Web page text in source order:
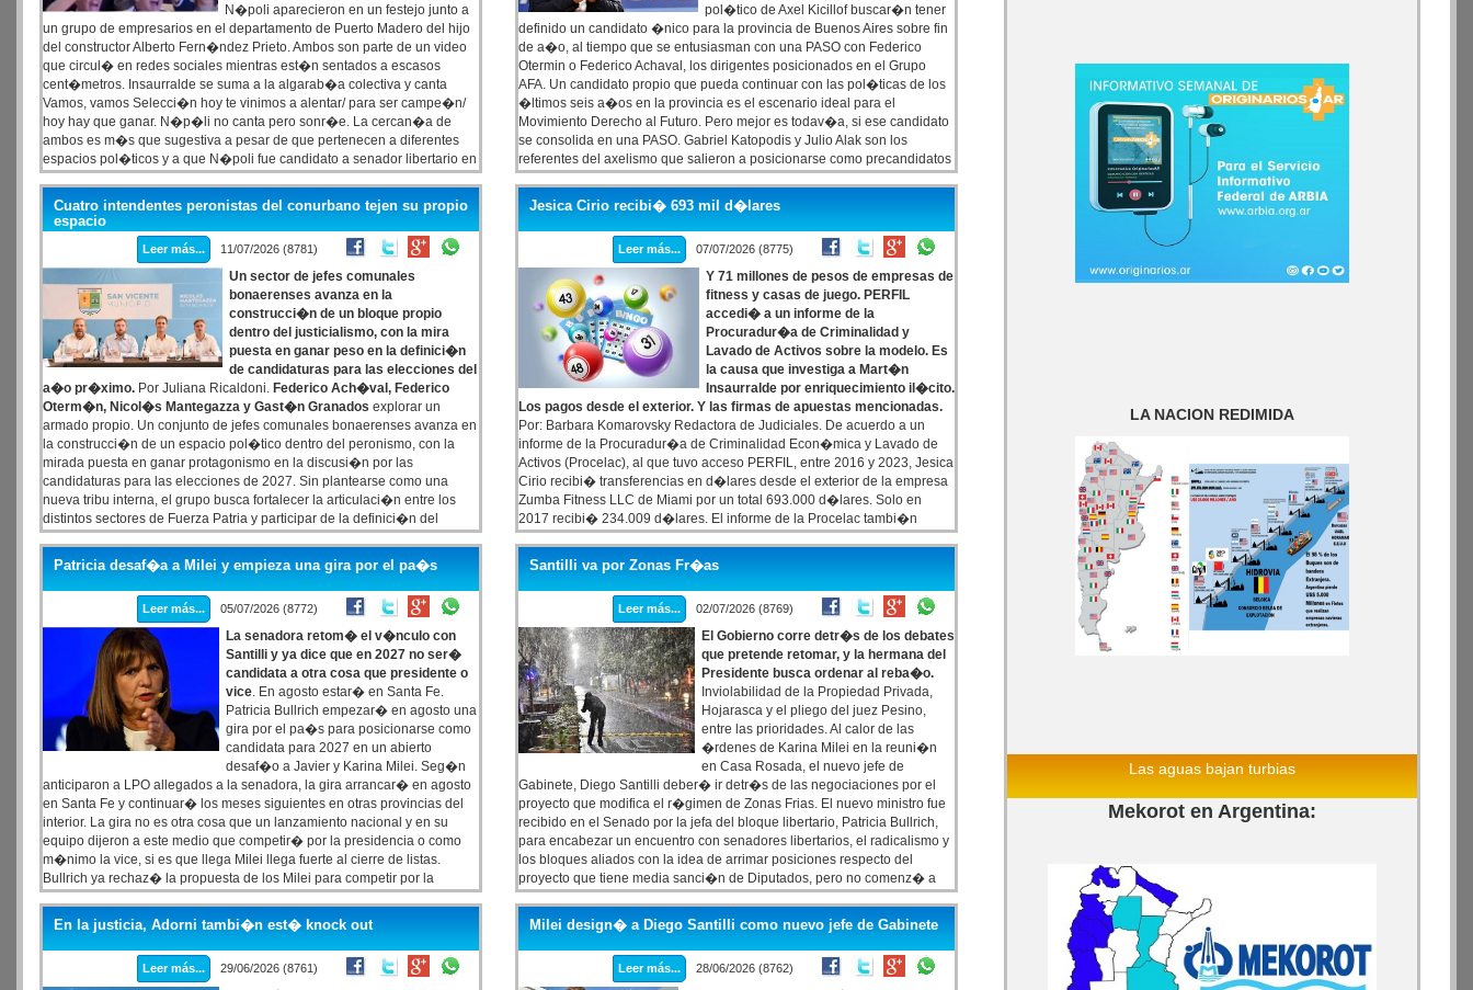
N�poli aparecieron en un festejo junto a
un grupo de empresarios en el departamento de Puerto Madero del hijo
del constructor Alberto Fern�ndez Prieto. Ambos son parte de un video
que circul� en redes sociales mientras est�n sentados a escasos
cent�metros. Insaurralde se suma a la algarab�a colectiva y canta
Vamos, vamos Selecci�n hoy te vinimos a alentar/ para ser campe�n/
hoy hay que ganar. N�p�li no canta pero sonr�e. La cercan�a de
ambos es m�s que sugestiva a pesar de que pertenecen a diferentes
espacios pol�ticos y a que N�poli fue candidato a senador libertario en
la Provincia. Mientras que Insaurralde est� imputado en una causa por
enriquecimiento il�cito, N�poli tambi�n tiene dificultades en
Tribunales.
pol�tico de Axel Kicillof buscar�n tener
definido un candidato �nico para la provincia de Buenos Aires sobre fin
de a�o, al tiempo que se entusiasman con una PASO con Federico
Otermin o Federico Achaval, los dirigentes posicionados en el Grupo
AFA. Un candidato propio que pueda continuar con las pol�ticas de los
�ltimos seis a�os en la provincia es el escenario ideal para el
Movimiento Derecho al Futuro. Pero mejor es todav�a, si ese candidato
se consolida en una PASO. Gabriel Katopodis y Julio Alak son los
referentes del axelismo que salieron a posicionarse como precandidatos
para suceder a Kicillof en La Plata.
Cuatro intendentes peronistas del conurbano tejen su propio
espacio
Leer más... 11/07/2026 (8781)
Un sector de jefes comunales
bonaerenses avanza en la
construcci�n de un bloque propio
dentro del justicialismo, con la mira
puesta en ganar peso en la definici�n
de candidaturas para las elecciones del
a�o pr�ximo. Por Juliana Ricaldoni. Federico Ach�val, Federico
Oterm�n, Nicol�s Mantegazza y Gast�n Granados explorar un
armado propio. Un conjunto de jefes comunales bonaerenses avanza en
la construcci�n de un espacio pol�tico dentro del peronismo, con la
mirada puesta en ganar protagonismo en la discusi�n por las
candidaturas para las elecciones de 2027. Sin plantearse como una
nueva tribu interna, el grupo busca fortalecer la articulaci�n entre los
distintos sectores de Fuerza Patria y participar de la definici�n del
pr�ximo postulante a la Gobernaci�n
Jesica Cirio recibi� 693 mil d�lares
Leer más... 07/07/2026 (8775)
Y 71 millones de pesos de empresas de
fitness y casas de juego. PERFIL
accedi� a un informe de la
Procuradur�a de Criminalidad y
Lavado de Activos sobre la modelo. Es
la causa que investiga a Mart�n
Insaurralde por enriquecimiento il�cito.
Los pagos desde el exterior. Y las firmas de apuestas mencionadas.
Por: Barbara Komarovsky Redactora de Judiciales. De acuerdo a un
informe de la Procuradur�a de Criminalidad Econ�mica y Lavado de
Activos (Procelac), al que tuvo acceso PERFIL, entre 2016 y 2023, Jesica
Cirio recibi� transferencias en d�lares desde el exterior de la empresa
Zumba Fitness LLC de Miami por un total 693.000 d�lares. Solo en
2017 recibi� 234.009 d�lares. El informe de la Procelac tambi�n
indica que Cirio cobr� unos 71 millones de pesos de tres empresas del
juego entre 2021 y 2023: los pagos los hicieron Desarrollos Tur�sticos
Victoria S.A. (35.997.500 de pesos), Casino de Victoria S.A. (19.662.500
de pesos), y el Hip�dromo Argentino de Palermo (16.335.000 de pesos).
Patricia desaf�a a Milei y empieza una gira por el pa�s
Leer más... 05/07/2026 (8772)
La senadora retom� el v�nculo con
Santilli y ya dice que en 2027 no ser�
candidata a otra cosa que presidente o
vice. En agosto estar� en Santa Fe.
Patricia Bullrich empezar� en agosto una
gira por el pa�s para posicionarse como
candidata para 2027 en un abierto
desaf�o a Javier y Karina Milei. Seg�n
anticiparon a LPO allegados a la senadora, la gira arrancar� en agosto
en Santa Fe y continuar� los meses siguientes en otras provincias del
interior. La gira no es otra cosa que un lanzamiento nacional y en su
equipo dijeron a este medio que competir� por la presidencia o como
m�nimo la vice, si es que llega Milei llega fuerte al cierre de listas.
Bullrich ya rechaz� la propuesta de los Milei para competir por la
Capital, una oferta que le hicieron en diciembre, meses antes de la
ca�da de Manuel Adorni, que tambi�n posicionaban para disputar la
Ciudad.
Santilli va por Zonas Fr�as
Leer más... 02/07/2026 (8769)
El Gobierno corre detr�s de los debates
que pretende retomar, y la hermana del
Presidente busca ordenar al reba�o.
Inviolabilidad de la Propiedad Privada,
Hojarasca y el pliego del juez Pesino,
entre las prioridades. Al calor de las
�rdenes de Karina Milei en la reuni�n
en Casa Rosada, el nuevo jefe de
Gabinete, Diego Santilli deber� ir detr�s de las negociaciones por el
proyecto que modifica el r�gimen de Zonas Frias. El nuevo ministro fue
recibido en el Senado por la jefa del bloque libertario, Patricia Bullrich,
para encabezar un encuentro con senadores libertarios, el radicalismo y
los bloques aliados con la idea de arrimar posiciones respecto del
proyecto que tiene media sanci�n de Diputados, pero no comenz� a
ser tratado en las comisiones de la C�mara Alta por diferencias con los
senadores de las provincias perjudicadas.
En la justicia, Adorni tambi�n est� knock out
Leer más... 29/06/2026 (8761)
Milei design� a Diego Santilli como nuevo jefe de Gabinete
Leer más... 28/06/2026 (8762)
LA NACION REDIMIDA
Las aguas bajan turbias
Mekorot en Argentina: